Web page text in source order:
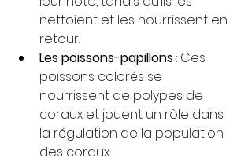
nettoient et les nourrissent en
retour.
Les poissons-papillons : Ces
poissons colorés se
nourrissent de polypes de
coraux et jouent un rôle dans
la régulation de la population
des coraux.